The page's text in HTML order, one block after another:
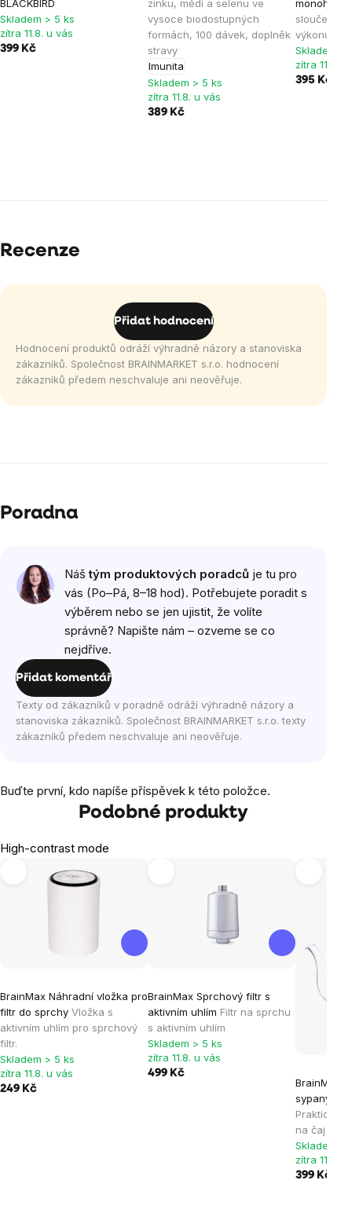
BLACKBIRD
Skladem > 5 ks
zítra 11.8. u vás
399 Kč
zinku, mědi a selenu ve
vysoce biodostupných
formách, 100 dávek, doplněk
stravy
Imunita
Skladem > 5 ks
zítra 11.8. u vás
389 Kč
výkonu,
Skladem >
zítra 11.8. u
395 Kč
Recenze
Přidat hodnocení
Hodnocení produktů odráží výhradně názory a stanoviska
zákazníků. Společnost BRAINMARKET s.r.o. hodnocení
zákazníků předem neschvaluje ani neověřuje.
Poradna
Náštým produktových poradců je tu pro
vás (Po–Pá, 8–18 hod). Potřebujete poradit s
výběrem nebo se jen ujistit, že volíte
správně? Napište nám – ozveme se co
nejdříve.
Přidat komentář
Texty od zákazníků v poradně odráží výhradně názory a
stanoviska zákazníků. Společnost BRAINMARKET s.r.o. texty
zákazníků předem neschvaluje ani neověřuje.
Buďte první, kdo napíše příspěvek k této položce.
Podobné produkty
High-contrast mode
BrainMax Náhradní vložka pro
filtr do sprchy Vložka s
aktivním uhlím pro sprchový
filtr.
Skladem > 5 ks
zítra 11.8. u vás
249 Kč
BrainMax Sprchový filtr s
aktivním uhlím Filtr na sprchu
s aktivním uhlím
Skladem > 5 ks
zítra 11.8. u vás
499 Kč
BrainMax
sypaný čaj
Praktická
na čaj z
Skladem >
zítra 11.8. u
399 Kč